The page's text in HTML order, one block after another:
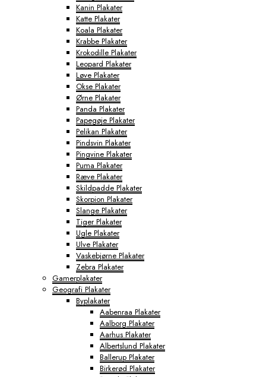
Kanin Plakater
Katte Plakater
Koala Plakater
Krabbe Plakater
Krokodille Plakater
Leopard Plakater
Løve Plakater
Okse Plakater
Ørne Plakater
Panda Plakater
Papegøje Plakater
Pelikan Plakater
Pindsvin Plakater
Pingvine Plakater
Puma Plakater
Ræve Plakater
Skildpadde Plakater
Skorpion Plakater
Slange Plakater
Tiger Plakater
Ugle Plakater
Ulve Plakater
Vaskebjørne Plakater
Zebra Plakater
Gamerplakater
Geografi Plakater
Byplakater
Aabenraa Plakater
Aalborg Plakater
Aarhus Plakater
Albertslund Plakater
Ballerup Plakater
Birkerød Plakater